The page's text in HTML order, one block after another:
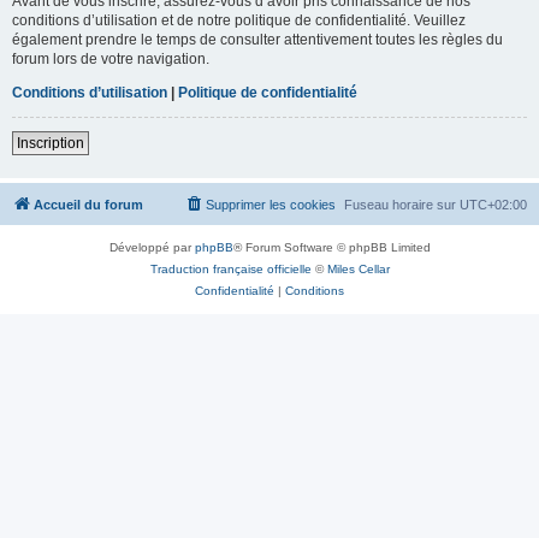
conditions d’utilisation et de notre politique de confidentialité. Veuillez
également prendre le temps de consulter attentivement toutes les règles du
forum lors de votre navigation.
Conditions d’utilisation | Politique de confidentialité
Inscription
Accueil du forum Fuseau horaire sur UTC+02:00
Supprimer les cookies
Développé parphpBB® Forum Software © phpBB Limited
Traduction française officielle ©Miles Cellar
Confidentialité | Conditions